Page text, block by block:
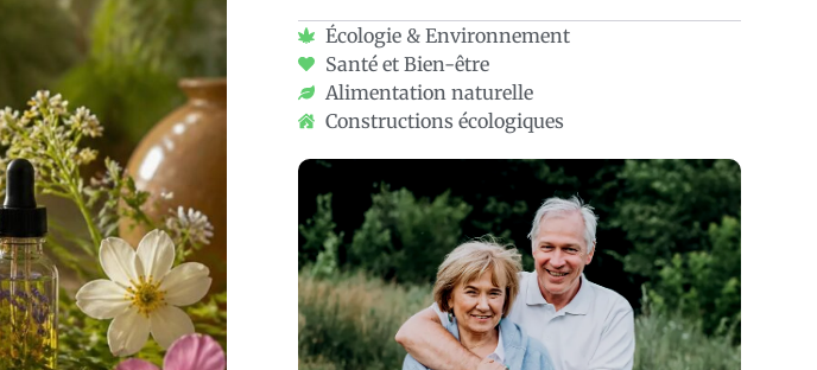
Écologie & Environnement
Santé et Bien-être
Alimentation naturelle
Constructions écologiques